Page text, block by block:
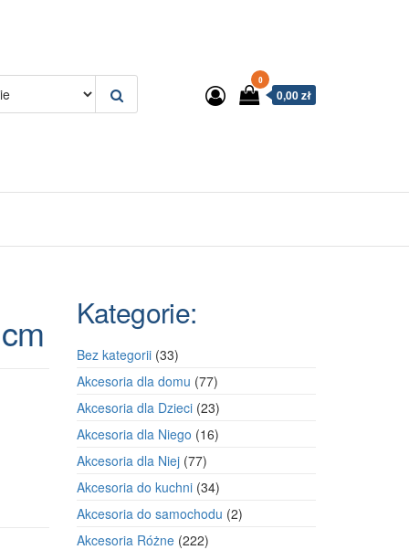
0
0,00 zł
Kategorie:
Bez kategorii 3333
produkty
Akcesoria dla domu 7777
produktów
Akcesoria dla Dzieci 2323
produkty
Akcesoria dla Niego 1616
Akcesoria dla Niej 7777
produktów
Akcesoria do kuchni 3434
produkty
Akcesoria do samochodu 22
Akcesoria Różne 222222